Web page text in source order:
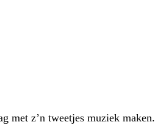
met z’n tweetjes muziek maken.